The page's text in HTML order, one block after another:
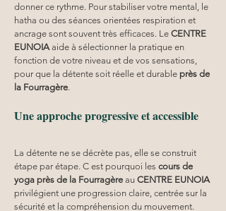
donner ce rythme. Pour stabiliser votre mental, le
hatha ou des séances orientées respiration et
ancrage sont souvent très efficaces. Le CENTRE
EUNOIA aide à sélectionner la pratique en
fonction de votre niveau et de vos sensations,
pour que la détente soit réelle et durable près de
la Fourragère.
Une approche progressive et accessible
La détente ne se décrète pas, elle se construit
étape par étape. C est pourquoi les cours de
yoga près de la Fourragère au CENTRE EUNOIA
privilégient une progression claire, centrée sur la
sécurité et la compréhension du mouvement.